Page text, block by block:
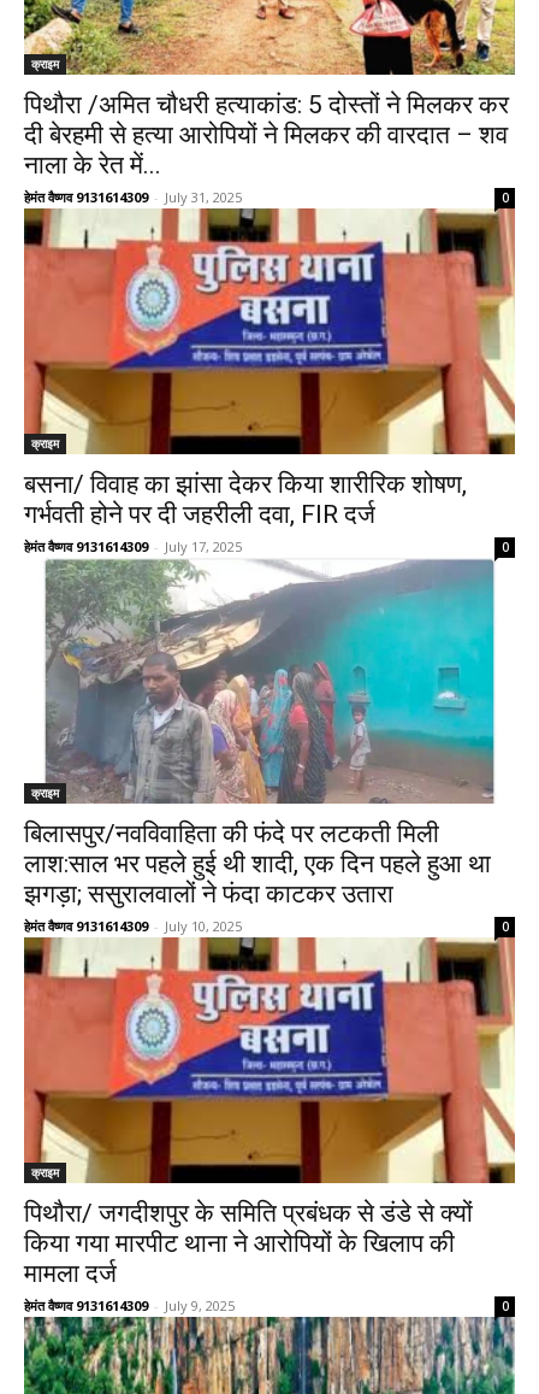
क्राइम
पिथौरा /अमित चौधरी हत्याकांड: 5 दोस्तों ने मिलकर कर
दी बेरहमी से हत्या आरोपियों ने मिलकर की वारदात – शव
नाला के रेत में...
हेमंत वैष्णव 9131614309 - July 31, 2025 0
क्राइम
बसना/ विवाह का झांसा देकर किया शारीरिक शोषण,
गर्भवती होने पर दी जहरीली दवा, FIR दर्ज
हेमंत वैष्णव 9131614309 - July 17, 2025 0
क्राइम
बिलासपुर/नवविवाहिता की फंदे पर लटकती मिली
लाश:साल भर पहले हुई थी शादी, एक दिन पहले हुआ था
झगड़ा; ससुरालवालों ने फंदा काटकर उतारा
हेमंत वैष्णव 9131614309 - July 10, 2025 0
क्राइम
पिथौरा/ जगदीशपुर के समिति प्रबंधक से डंडे से क्यों
किया गया मारपीट थाना ने आरोपियों के खिलाप की
मामला दर्ज
हेमंत वैष्णव 9131614309 - July 9, 2025 0